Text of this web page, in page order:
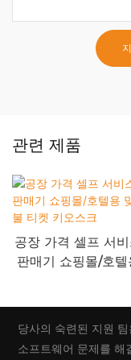
관련 제품
공장 가격 셀프 서
판매기 쇼핑몰/호텔
당사의 숙련된 지원
소프트웨어 문제를 해